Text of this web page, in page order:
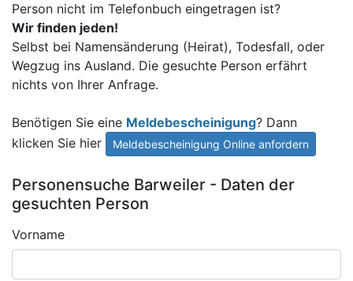
Person nicht im Telefonbuch eingetragen ist?
Wir finden jeden!
Selbst bei Namensänderung (Heirat), Todesfall, oder
Wegzug ins Ausland. Die gesuchte Person erfährt
nichts von Ihrer Anfrage.
Benötigen Sie eine Meldebescheinigung? Dann
klicken Sie hier
Meldebescheinigung Online anfordern
Personensuche Barweiler - Daten der
gesuchten Person
Vorname